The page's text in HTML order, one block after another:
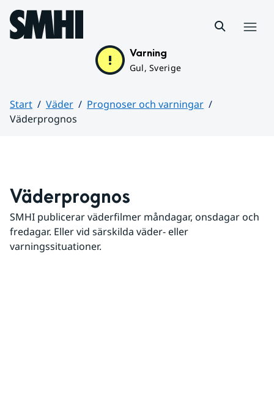
Hoppa till sidans innehåll
Varning
Gul, Sverige
Start Väder
Prognoser och varningar
Väderprognos
Väderprognos
SMHI publicerar väderfilmer måndagar, onsdagar och
fredagar. Eller vid särskilda väder- eller
varningssituationer.